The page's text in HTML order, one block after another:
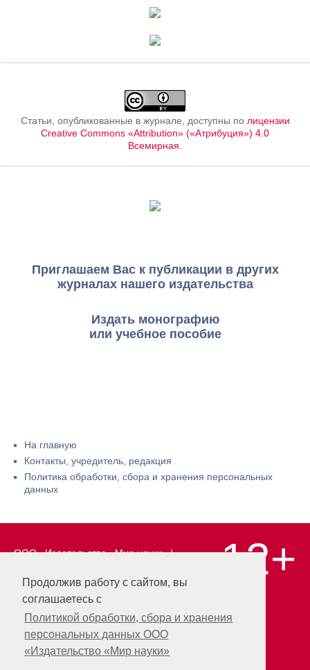
Продолжив работу с сайтом, вы
соглашаетесь с
Политикой обработки, сбора и хранения
персональных данных ООО
«Издательство «Мир науки»
Статьи, опубликованные в журнале, доступны по лицензии
Creative Commons «Attribution» («Атрибуция») 4.0
Всемирная
Приглашаем Вас к публикации в других
журналах нашего издательства
Издать монографию
или учебное пособие
На главную
Контакты, учредитель, редакция
Политика обработки, сбора и хранения персональных
данных
ООО «Издательство «Мир науки» \
LLC Материалы, размещенные на сайте,
охраняются Законом о защите авторских
прав. Публикация любых материалов
этого сайта запрещена без
предварительного согласования с
издательством. Авторские права на
размещенные на сайте научные
12+